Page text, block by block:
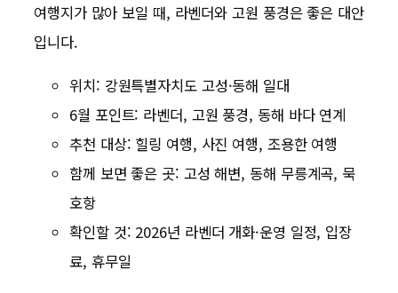
여행지가 많아 보일 때, 라벤더와 고원 풍경은 좋은 대안
입니다.
위치: 강원특별자치도 고성·동해 일대
6월 포인트: 라벤더, 고원 풍경, 동해 바다 연계
추천 대상: 힐링 여행, 사진 여행, 조용한 여행
함께 보면 좋은 곳: 고성 해변, 동해 무릉계곡, 묵
호항
확인할 것: 2026년 라벤더 개화·운영 일정, 입장
료, 휴무일